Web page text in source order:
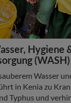
Hygiene
(WASH)
Wasser
in Kenia zu
Typhus und